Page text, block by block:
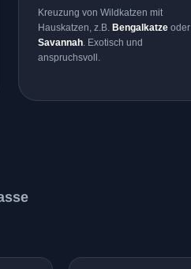
Kreuzung von Wildkatzen mit
Hauskatzen, z.B. Bengalkatzeoder
Savannah. Exotisch und
anspruchsvoll.